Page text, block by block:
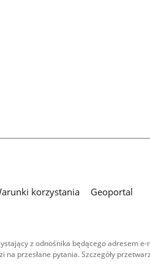
korzystania
Geoportal
z odnośnika będącego adresem
przesłane pytania. Szczegóły